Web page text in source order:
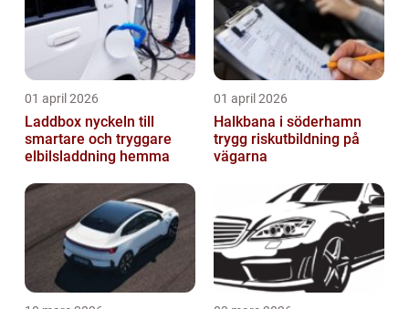
01 april 2026
Laddbox nyckeln till
smartare och tryggare
elbilsladdning hemma
01 april 2026
Halkbana i söderhamn
trygg riskutbildning på
vägarna